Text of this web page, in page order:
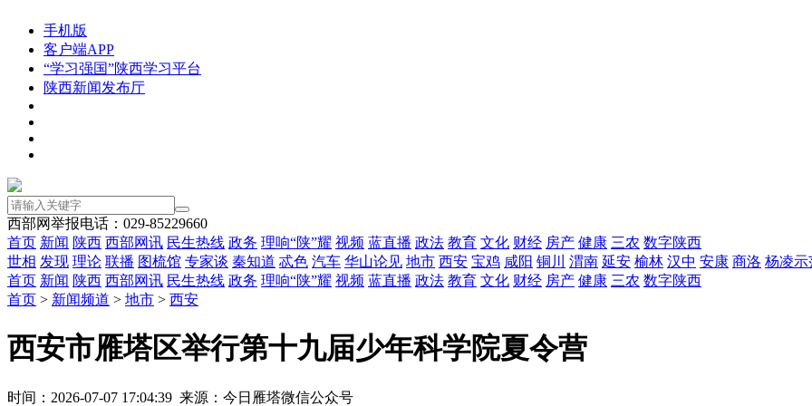
手机版
客户端APP
“学习强国”陕西学习平台
陕西新闻发布厅
西部网举报电话：029-85229660
首页 新闻 陕西 西部网讯 民生热线 政务 理响“陕”耀 视频 蓝直播 政法 教育 文化 财经 房产 健康 三农 数字陕西
世相 发现 理论 联播 图梳馆 专家谈 秦知道 忒色 汽车 华山论见 地市 西安 宝鸡 咸阳 铜川 渭南 延安 榆林 汉中 安康 商洛 杨凌示
首页 新闻 陕西 西部网讯 民生热线 政务 理响“陕”耀 视频 蓝直播 政法 教育 文化 财经 房产 健康 三农 数字陕西
首页 > 新闻频道 > 地市 > 西安
西安市雁塔区举行第十九届少年科学院夏令营
时间：2026-07-07 17:04:39 来源：今日雁塔微信公众号